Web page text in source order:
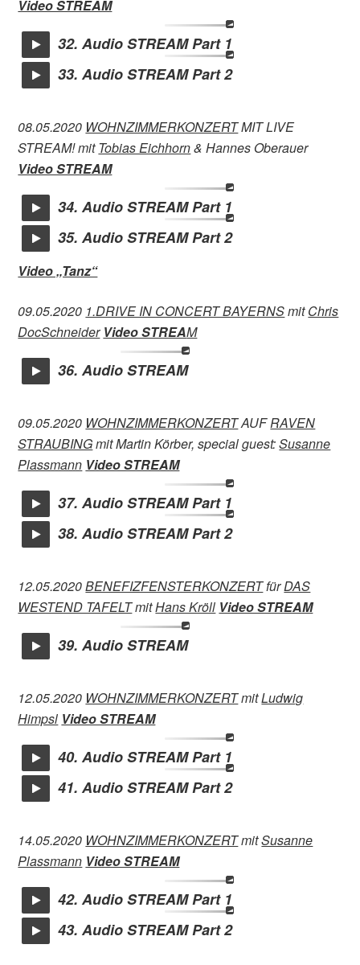
Video STREAM
32. Audio STREAM Part 1
33. Audio STREAM Part 2
08.05.2020 WOHNZIMMERKONZERTMIT LIVE
STREAM! mit Tobias Eichhorn& Hannes Oberauer
Video STREAM
34. Audio STREAM Part 1
35. Audio STREAM Part 2
Video „Tanz“
09.05.2020 1.DRIVE IN CONCERT BAYERNSmitChris
DocSchneider Video STREAM
36. Audio STREAM
09.05.2020 WOHNZIMMERKONZERTAUFRAVEN
STRAUBINGmit Martin Körber, special guest:Susanne
Plassmann Video STREAM
37. Audio STREAM Part 1
38. Audio STREAM Part 2
12.05.2020BENEFIZFENSTERKONZERTfürDAS
WESTEND TAFELTmitHans Kröll Video STREAM
39. Audio STREAM
12.05.2020 WOHNZIMMERKONZERTmitLudwig
Himpsl Video STREAM
40. Audio STREAM Part 1
41. Audio STREAM Part 2
14.05.2020 WOHNZIMMERKONZERTmitSusanne
Plassmann Video STREAM
42. Audio STREAM Part 1
43. Audio STREAM Part 2